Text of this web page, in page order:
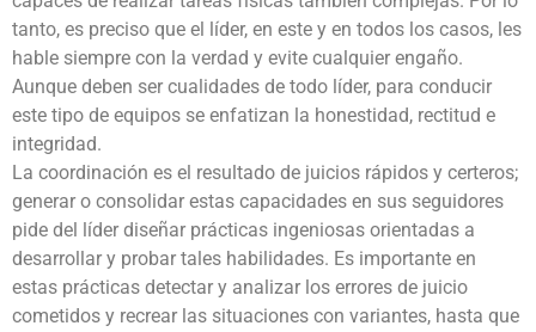
tanto, es preciso que el líder, en este y en todos los casos, les
hable siempre con la verdad y evite cualquier engaño.
Aunque deben ser cualidades de todo líder, para conducir
este tipo de equipos se enfatizan la honestidad, rectitud e
integridad.
La coordinación es el resultado de juicios rápidos y certeros;
generar o consolidar estas capacidades en sus seguidores
pide del líder diseñar prácticas ingeniosas orientadas a
desarrollar y probar tales habilidades. Es importante en
estas prácticas detectar y analizar los errores de juicio
cometidos y recrear las situaciones con variantes, hasta que